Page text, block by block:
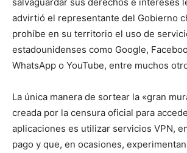
advirtió el representante del Gobierno
prohíbe en su territorio el uso de
estadounidenses como Google,
WhatsApp o YouTube, entre muchos
La única manera de sortear la «gran
creada por la censura oficial para
aplicaciones es utilizar servicios VPN,
pago y que, en ocasiones,